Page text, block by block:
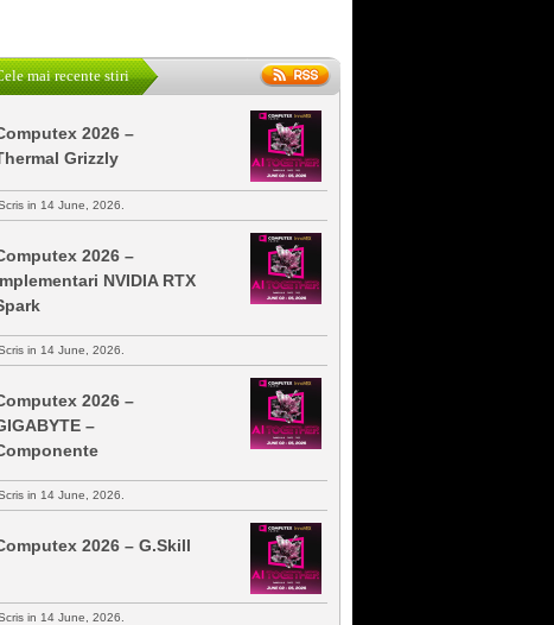
mai recente stiri
2026 –
Grizzly
in 14 June, 2026.
2026 –
NVIDIA RTX
in 14 June, 2026.
2026 –
–
in 14 June, 2026.
2026 – G.Skill
in 14 June, 2026.